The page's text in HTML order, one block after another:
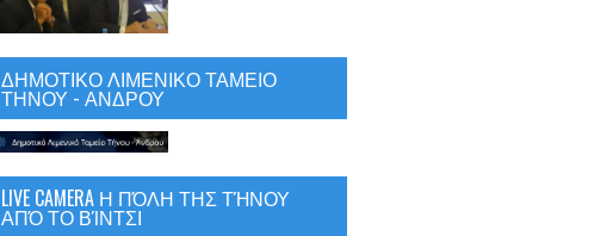
ΔΗΜΟΤΙΚΟ ΛΙΜΕΝΙΚΟ ΤΑΜΕΙΟ
ΤΗΝΟΥ - ΑΝΔΡΟΥ
LIVE CAMERA Η ΠΌΛΗ ΤΗΣ ΤΉΝΟΥ
ΑΠΌ ΤΟ ΒΊΝΤΣΙ